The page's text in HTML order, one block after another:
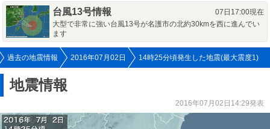
台風13号情報
07日17:00現在
大型で非常に強い台風13号が名護市の北約30kmを西に進んでい
ます
過去の地震情報 2016年07月02日 14時25分頃発生した地震(最大震度1)
地震情報
2016年07月02日14:29発表